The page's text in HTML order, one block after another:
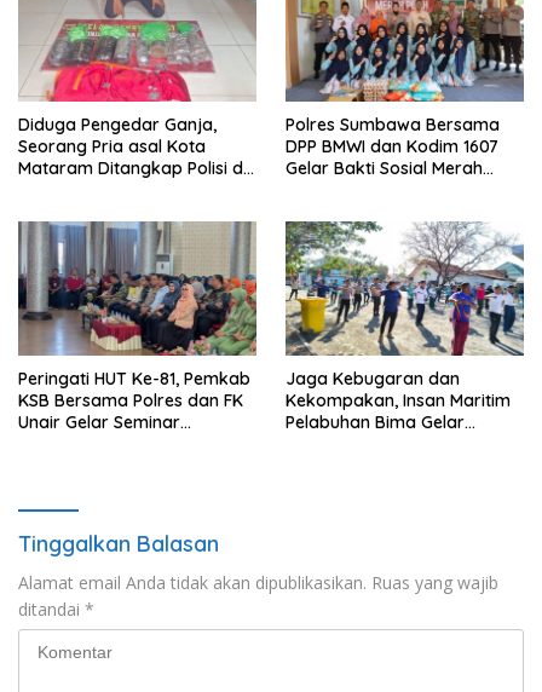
Diduga Pengedar Ganja,
Seorang Pria asal Kota
Mataram Ditangkap Polisi di
Polres Sumbawa Bersama
DPP BMWI dan Kodim 1607
Gelar Bakti Sosial Merah
Peringati HUT Ke-81, Pemkab
KSB Bersama Polres dan FK
Unair Gelar Seminar
Jaga Kebugaran dan
Kekompakan, Insan Maritim
Pelabuhan Bima Gelar
Tinggalkan Balasan
Alamat email Anda tidak akan dipublikasikan. Ruas yang wajib
ditandai *